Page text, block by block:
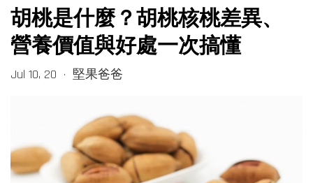
胡桃是什麼？胡桃核桃差異、
營養價值與好處一次搞懂
Jul 10, 20 • 堅果爸爸